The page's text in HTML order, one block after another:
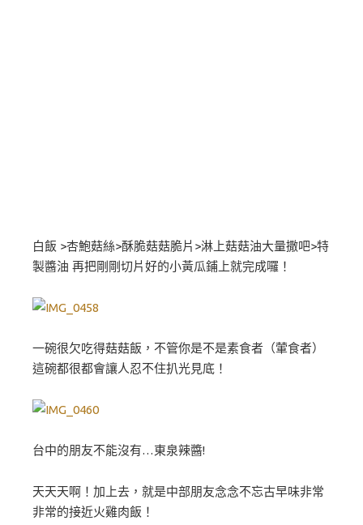
白飯 >杏鮑菇絲>酥脆菇菇脆片>淋上菇菇油大量撒吧>特
製醬油 再把剛剛切片好的小黃瓜鋪上就完成囉！
一碗很欠吃得菇菇飯，不管你是不是素食者（葷食者）
這碗都很都會讓人忍不住扒光見底！
台中的朋友不能沒有…東泉辣醬!
天天天啊！加上去，就是中部朋友念念不忘古早味非常
非常的接近火雞肉飯！